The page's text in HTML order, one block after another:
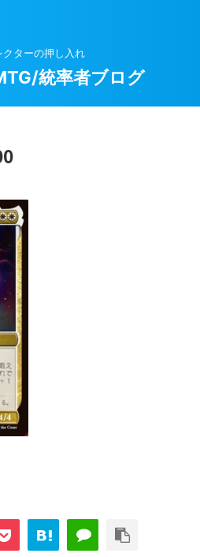
クターの押し入れ
統率者ブログ